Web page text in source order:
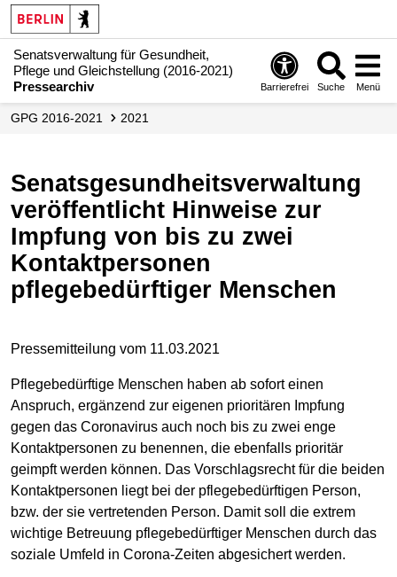
Senatsverwaltung für Gesundheit,
Pflege und Gleichstellung (2016-2021)
Pressearchiv
Barrierefrei Suche Menü
GPG 2016-2021 2021
Senatsgesundheitsverwaltung
veröffentlicht Hinweise zur
Impfung von bis zu zwei
Kontaktpersonen
pflegebedürftiger Menschen
Pressemitteilung vom 11.03.2021
Pflegebedürftige Menschen haben ab sofort einen
Anspruch, ergänzend zur eigenen prioritären Impfung
gegen das Coronavirus auch noch bis zu zwei enge
Kontaktpersonen zu benennen, die ebenfalls prioritär
geimpft werden können. Das Vorschlagsrecht für die beiden
Kontaktpersonen liegt bei der pflegebedürftigen Person,
bzw. der sie vertretenden Person. Damit soll die extrem
wichtige Betreuung pflegebedürftiger Menschen durch das
soziale Umfeld in Corona-Zeiten abgesichert werden.